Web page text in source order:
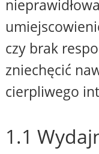
czy brak
zniechęcić
cierpliwego
1.1